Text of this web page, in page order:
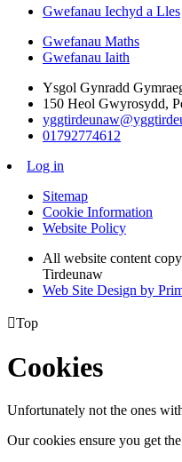
Gwefanau Iechyd a Lles
Gwefanau Maths
Gwefanau Iaith
Ysgol Gynradd
150 Heol Gwyrosydd,
01792774612
Log in
Sitemap
Cookie Information
Website Policy
All website content
Tirdeunaw
Web Site Design by
Top
Cookies
Unfortunately not the ones
Our cookies ensure you get